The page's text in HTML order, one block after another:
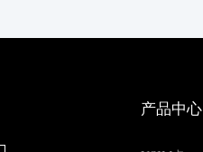
产品中心